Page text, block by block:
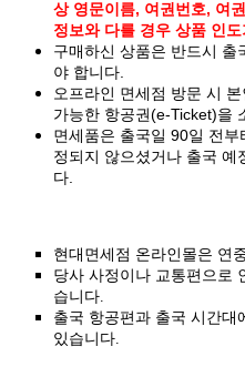
상 영문이름, 여권번호, 여
정보와 다를 경우 상품 인
구매하신 상품은 반드시 출
야 합니다.
오프라인 면세점 방문 시
가능한 항공권(e-Ticket)을
면세품은 출국일 90일 전
정되지 않으셨거나 출국 예
다.
현대면세점 온라인몰은 연
당사 사정이나 교통편으로
습니다.
출국 항공편과 출국 시간대
있습니다.